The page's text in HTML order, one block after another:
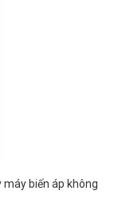
máy biến áp không